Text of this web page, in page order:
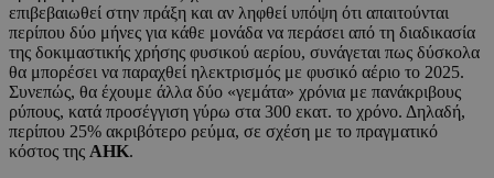
επιβεβαιωθεί στην πράξη και αν ληφθεί υπόψη ότι απαιτούνται
περίπου δύο μήνες για κάθε μονάδα να περάσει από τη διαδικασία
της δοκιμαστικής χρήσης φυσικού αερίου, συνάγεται πως δύσκολα
θα μπορέσει να παραχθεί ηλεκτρισμός με φυσικό αέριο το 2025.
Συνεπώς, θα έχουμε άλλα δύο «γεμάτα» χρόνια με πανάκριβους
ρύπους, κατά προσέγγιση γύρω στα 300 εκατ. το χρόνο. Δηλαδή,
περίπου 25% ακριβότερο ρεύμα, σε σχέση με το πραγματικό
κόστος της ΑΗΚ.